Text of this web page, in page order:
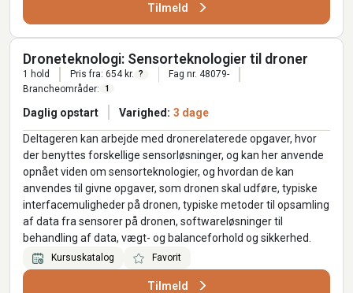
Tilmeld
Droneteknologi: Sensorteknologier til droner
1 hold Pris fra: 654 kr. ?
Fag nr. 48079-
Brancheområder:
1
Daglig opstart Varighed: 3 dage
Deltageren kan arbejde med dronerelaterede opgaver, hvor
der benyttes forskellige sensorløsninger, og kan her anvende
opnået viden om sensorteknologier, og hvordan de kan
anvendes til givne opgaver, som dronen skal udføre, typiske
interfacemuligheder på dronen, typiske metoder til opsamling
af data fra sensorer på dronen, softwareløsninger til
behandling af data, vægt- og balanceforhold og sikkerhed.
Kursuskatalog Favorit
Tilmeld